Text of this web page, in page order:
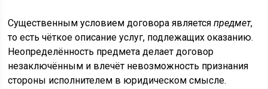
Существенным условием договора являетсяпредмет,
то есть чёткое описание услуг, подлежащих оказанию.
Неопределённость предмета делает договор
незаключённым и влечёт невозможность признания
стороны исполнителем в юридическом смысле.